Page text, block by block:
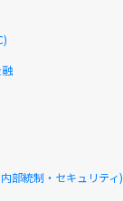
部統制・セキュリティ)